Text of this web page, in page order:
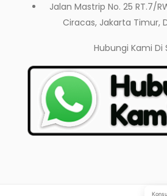
Jalan Mastrip No. 25 RT.7/
Ciracas, Jakarta Timur,
Hubungi Kami Di